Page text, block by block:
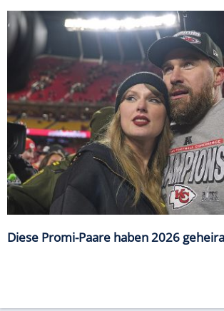
Diese Promi-Paare haben 2026